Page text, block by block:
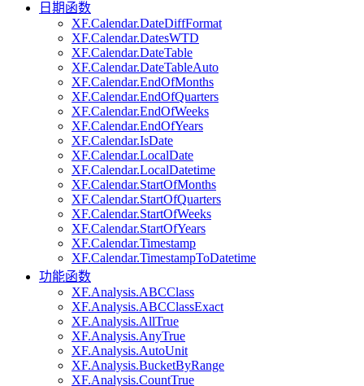
日期函数
XF.Calendar.DateDiffFormat
XF.Calendar.DatesWTD
XF.Calendar.DateTable
XF.Calendar.DateTableAuto
XF.Calendar.EndOfMonths
XF.Calendar.EndOfQuarters
XF.Calendar.EndOfWeeks
XF.Calendar.EndOfYears
XF.Calendar.IsDate
XF.Calendar.LocalDate
XF.Calendar.LocalDatetime
XF.Calendar.StartOfMonths
XF.Calendar.StartOfQuarters
XF.Calendar.StartOfWeeks
XF.Calendar.StartOfYears
XF.Calendar.Timestamp
XF.Calendar.TimestampToDatetime
功能函数
XF.Analysis.ABCClass
XF.Analysis.ABCClassExact
XF.Analysis.AllTrue
XF.Analysis.AnyTrue
XF.Analysis.AutoUnit
XF.Analysis.BucketByRange
XF.Analysis.CountTrue